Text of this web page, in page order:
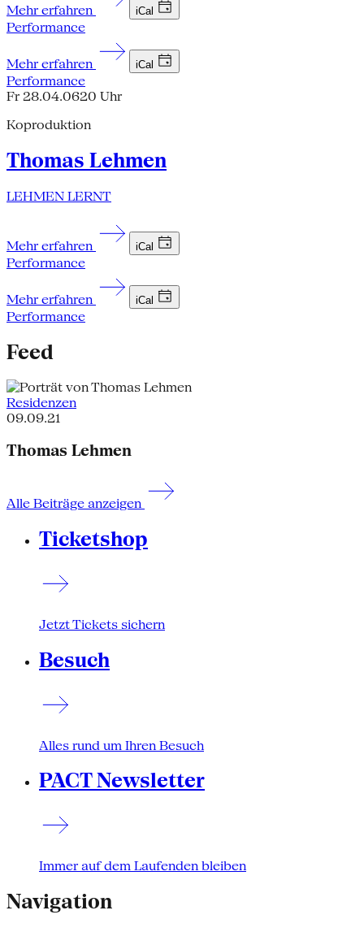
Mehr erfahren iCal
Performance
Mehr erfahren iCal
Performance
Fr 28.04.0620 Uhr
Koproduktion
Thomas Lehmen
LEHMEN LERNT
Mehr erfahren iCal
Performance
Mehr erfahren iCal
Performance
Feed
Residenzen
09.09.21
Thomas Lehmen
Alle Beiträge anzeigen
Ticketshop
Jetzt Tickets sichern
Besuch
Alles rund um Ihren Besuch
PACT Newsletter
Immer auf dem Laufenden bleiben
Navigation